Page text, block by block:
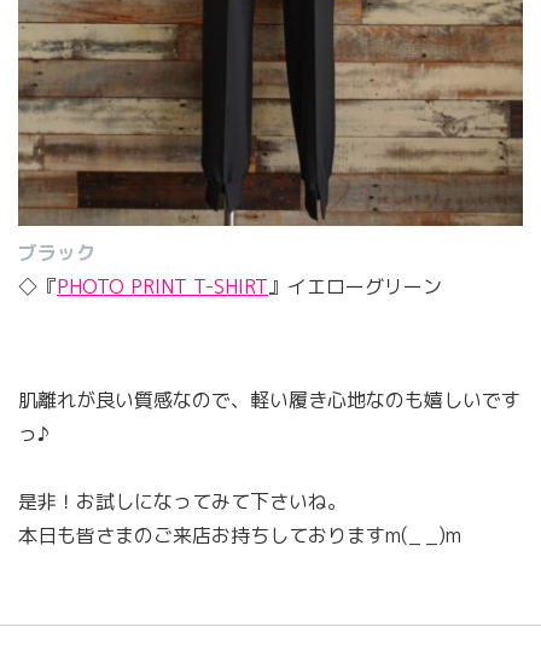
ブラック
◇『PHOTO PRINT T-SHIRT』イエローグリーン
肌離れが良い質感なので、軽い履き心地なのも嬉しいです
っ♪
是非！お試しになってみて下さいね。
本日も皆さまのご来店お持ちしておりますm(_ _)m